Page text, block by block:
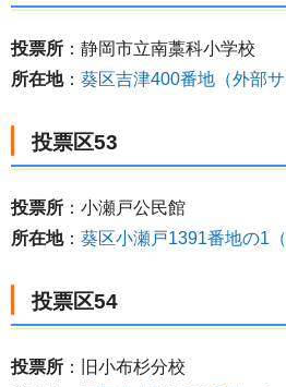
投票所 ：静岡市立南藁科小学校
所在地： 葵区吉津400番地（外部サ
投票区53
投票所 ：小瀬戸公民館
所在地： 葵区小瀬戸1391番地の1
投票区54
投票所 ：旧小布杉分校